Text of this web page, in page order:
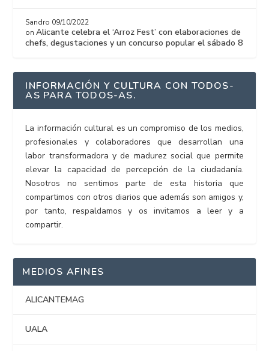
Sandro 09/10/2022
onAlicante celebra el ‘Arroz Fest’ con elaboraciones de
chefs, degustaciones y un concurso popular el sábado 8
INFORMACIÓN Y CULTURA CON TODOS-
AS PARA TODOS-AS.
La información cultural es un compromiso de los medios,
profesionales y colaboradores que desarrollan una
labor transformadora y de madurez social que permite
elevar la capacidad de percepción de la ciudadanía.
Nosotros no sentimos parte de esta historia que
compartimos con otros diarios que además son amigos y,
por tanto, respaldamos y os invitamos a leer y a
compartir.
MEDIOS AFINES
ALICANTEMAG
UALA